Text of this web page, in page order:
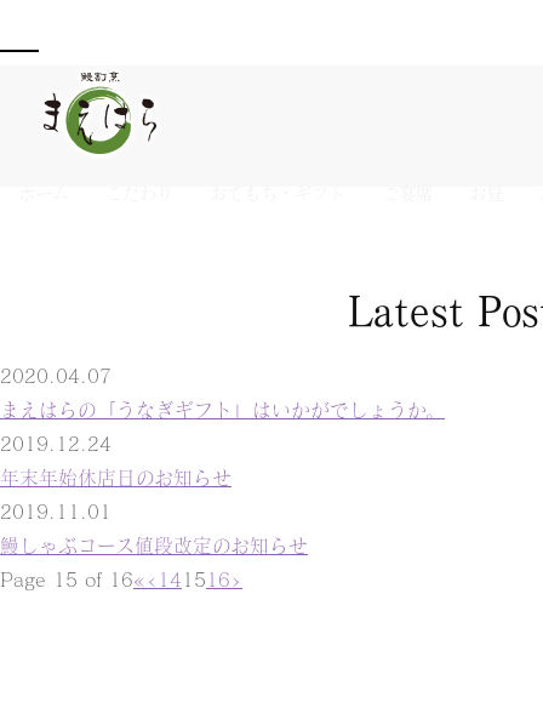
>投稿一覧
Latest
2020.04.07
まえはらの「うなぎギフト」はいかがでしょうか。
2019.12.24
年末年始休店日のお知らせ
2019.11.01
鰻しゃぶコース値段改定のお知らせ
Page 15 of 16« ‹ 14 15 16›